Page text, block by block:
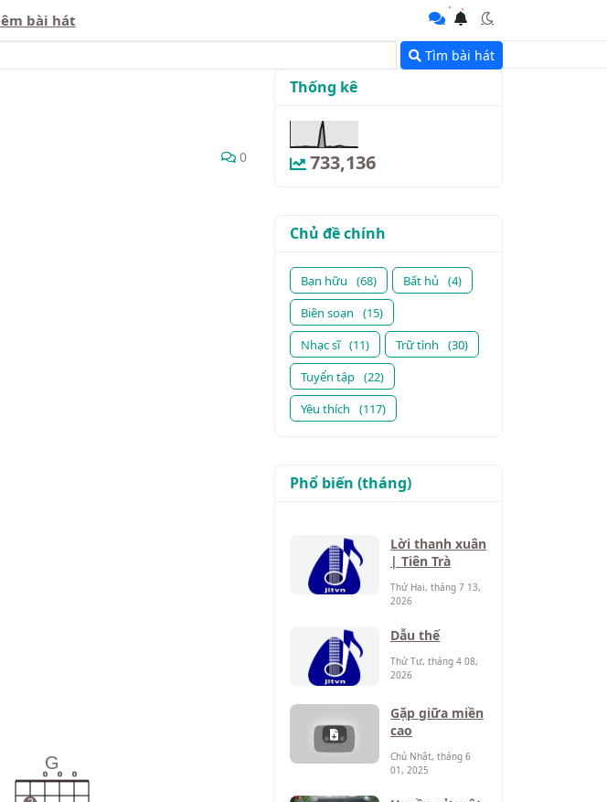
bài hát
Tìm bài hát
0
G
o o o
Thống kê
733,136
Chủ đề chính
Bạn hữu (68) Bất hủ
(4)
Biên soạn
(15)
Nhạc sĩ (11) Trữ tình
(30)
Tuyển tập (22)
Yêu thích
(117)
Phổ biến (tháng)
Lời thanh xuân
| Tiên Trà
Thứ Hai, tháng 7 13,
2026
Dẫu thế
Thứ Tư, tháng 4 08,
2026
Gặp giữa miền
cao
Chủ Nhật, tháng 6
01, 2025